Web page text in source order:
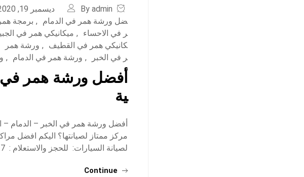
By admin ديسمبر 19, 2020
ضل ورشة همر في الدمام
, برمجة همر
ر في الاحساء
, ميكانيكي همر في
كانيكي همر في القطيف
, ورشة همر
ر في الخبر
, ورشة همر في الدمام ,
أفضل ورشة همر في
ية
أفضل ورشة همر في الخبر – الدمام –
مركز ممتاز لصيانتها؟ اليكم افضل
لصيانة السيارات: للحجز والاستعلام : 0560227227 ثانياً: مركز صارحة…
Continue